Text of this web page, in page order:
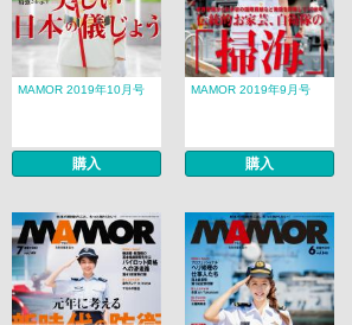
MAMOR 2019年10月号
購入
MAMOR 2019年9月号
購入